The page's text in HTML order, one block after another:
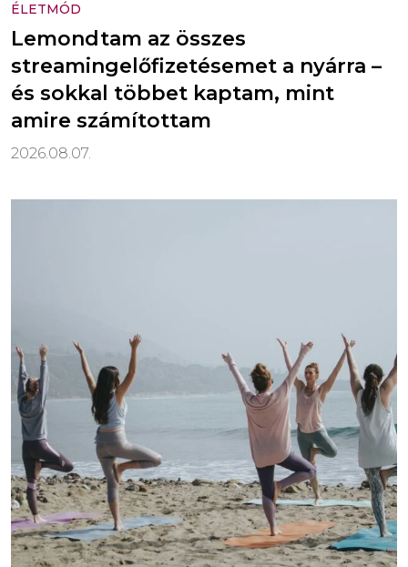
ÉLETMÓD
Lemondtam az összes
streamingelőfizetésemet a nyárra –
és sokkal többet kaptam, mint
amire számítottam
2026.08.07.